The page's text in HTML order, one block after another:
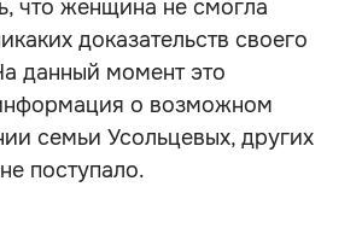
что женщина не смогла
доказательств своего
данный момент это
о возможном
семьи Усольцевых, других
поступало.